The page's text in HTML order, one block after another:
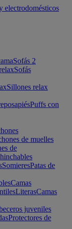
Sofás 2
Sofás
Sillones relax
Puffs con
de muelles
de
SomieresPatas de
Camas
LiterasCamas
juveniles
Protectores de